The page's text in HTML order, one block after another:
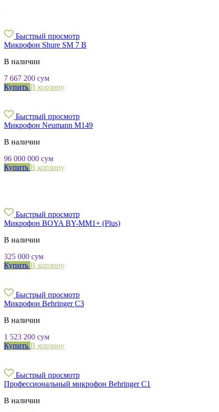
Быстрый просмотр
Микрофон Shure SM 7 B
В наличии
7 667 200 сум
Купить В корзину
Быстрый просмотр
Микрофон Neumann M149
В наличии
96 000 000 сум
Купить В корзину
Быстрый просмотр
Микрофон BOYA BY-MM1+ (Plus)
В наличии
325 000 сум
Купить В корзину
Быстрый просмотр
Микрофон Behringer C3
В наличии
1 523 200 сум
Купить В корзину
Быстрый просмотр
Профессиональный микрофон Behringer C1
В наличии